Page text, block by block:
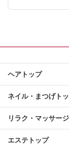
ヘアトップ
ネイル・まつげト
リラク・マッサー
エステトップ